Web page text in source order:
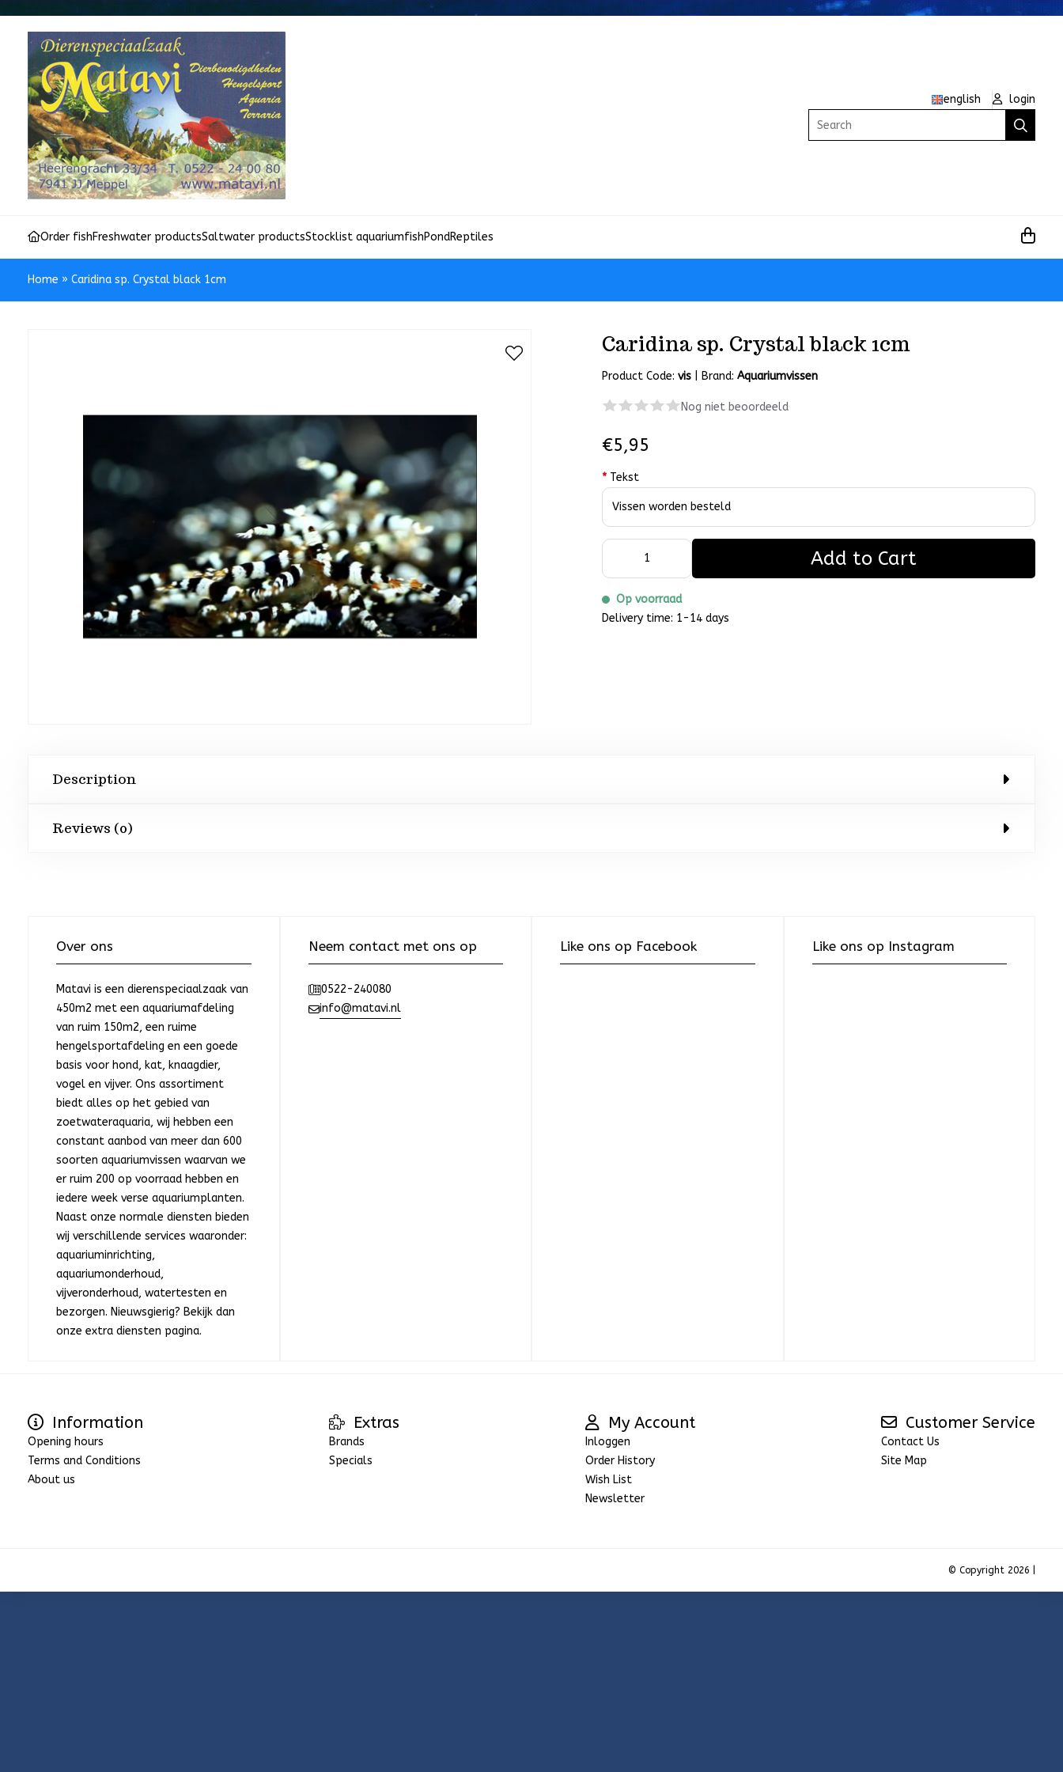
english
login
Search
Order fishFreshwater productsSaltwater productsStocklist aquariumfishPondReptiles
Home » Caridina sp. Crystal black 1cm
Caridina sp. Crystal black 1cm
Product Code:vis Brand:Aquariumvissen
Nog niet beoordeeld
€5,95
* Tekst
Add to Cart
Op voorraad
Delivery time: 1-14 days
Description
Reviews (0)
Over ons
Matavi is een dierenspeciaalzaak van
450m2 met een aquariumafdeling
van ruim 150m2, een ruime
hengelsportafdeling en een goede
basis voor hond, kat, knaagdier,
vogel en vijver. Ons assortiment
biedt alles op het gebied van
zoetwateraquaria, wij hebben een
constant aanbod van meer dan 600
soorten aquariumvissen waarvan we
er ruim 200 op voorraad hebben en
iedere week verse aquariumplanten.
Naast onze normale diensten bieden
wij verschillende services waaronder:
aquariuminrichting,
aquariumonderhoud,
vijveronderhoud, watertesten en
bezorgen. Nieuwsgierig? Bekijk dan
onze extra diensten pagina.
Neem contact met ons op
0522-240080
info@matavi.nl
Like ons op Facebook Like ons op Instagram
Information
Opening hours
Terms and Conditions
About us
Extras
Brands
Specials
My Account
Inloggen
Order History
Wish List
Newsletter
Customer Service
Contact Us
Site Map
© Copyright 2026 |